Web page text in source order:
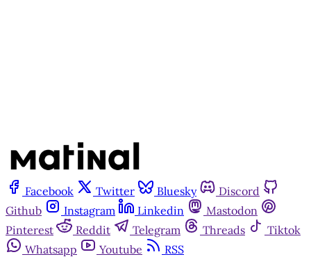
Facebook Twitter Bluesky
Discord
Github
Instagram Linkedin
Mastodon
Pinterest
Reddit Telegram Threads
Tiktok
Whatsapp
Youtube
RSS